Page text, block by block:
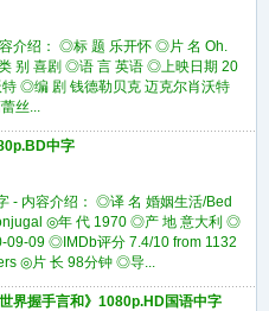
介绍： ◎标 题 乐开怀 ◎片 名 Oh.
别 喜剧 ◎语 言 英语 ◎上映日期 20
◎编 剧 钱德勒贝克 迈克尔肖沃特
丝...
中字
- 内容介绍： ◎译 名 婚姻生活/Bed
◎年 代 1970 ◎产 地 意大利 ◎
09 ◎IMDb评分 7.4/10 from 1132
◎片 长 98分钟 ◎导...
界握手言和》1080p.HD国语中字